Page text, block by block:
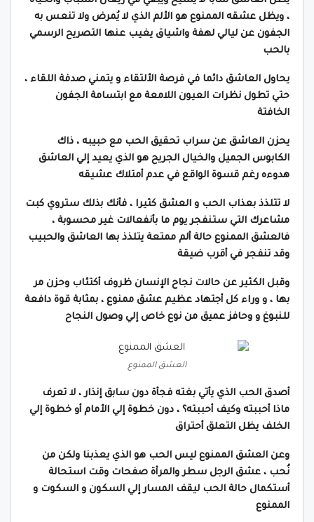
، ويظل عشقه الممنوع هو الألم الذي لا يُمرض ولا تنعس به
الجفون عن ليالي لهفة واشياق يغيب عنها التصريح الرسمي
بالحب
يحاول العاشق دائما في فرصة الألتقاء و يتمني صدفة اللقاء ،
حتي تطول نظرات العيون اللامعة مع ابتسامة الجفون
الخافتة
يحزن العاشق عن سراب تحقيق الحب مع حبيبه ، ذاك
الكابوس الجميل والخيال الجريح هو الذي يعيد إلي العاشق
هدوءه رغم قسوة الواقع في عدم أمتلاك عشيقه
لا تتلذذ بعذاب الحب و العشق كثيرا ، فأنك بذلك ستروي كبت
مشاعرك التي ستنفجر يوم ما بأنفعالات غير محسوبة ،
فالعشق الممنوع حالة ألم ممتعة يتلذذ بها العاشق والحبيب
وقد تنفجر في أقرب ضيقة
وقبل الكثير عن حالات نجاح الإنسان ظروف أكتئاب وحزن مر
بها ، و وراء كل أجتهاد عظيم عشق ممنوع ، بمثابة قوة دافعة
للنبوغ و وحافز عميق من نوع خاص إلي وصول النجاح
العشق الممنوع
أصدق الحب الذي يأتي بغته فجأة دون سابق إنذار ، لا تعرف
ماذا أحببته وكيف أحببته؟ ، دون خطوة إلي الأمام أو خطوة إلي
الخلف يظل التعلق أحتراق
وعن العشق الممنوع ليس الحب هو الذي يعذبنا ولكن من
نُحب ، عشق الرجل سطر والمرأة صفحات وقت استحالة
أستكمال حالة الحب ليقف المسار إلي السكون و السكوت و
الممنوع